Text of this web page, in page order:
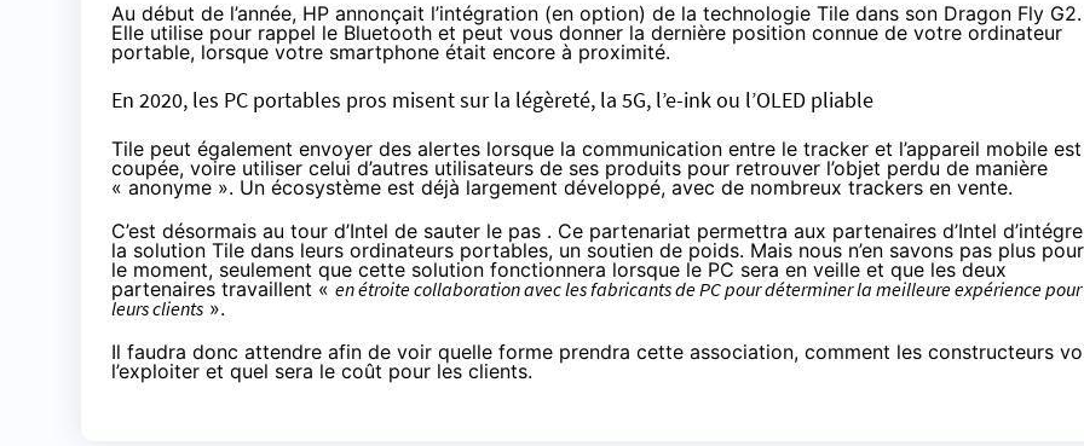
Au début de l’année, HP annonçait l’intégration (en option) de la technologie Tile dans son Dragon Fly G2.
Elle utilise pour rappel le Bluetooth et peut vous donner la dernière position connue de votre ordinateur
portable, lorsque votre smartphone était encore à proximité.
En 2020, les PC portables pros misent sur la légèreté, la 5G, l’e-ink ou l’OLED pliable
Tile peut également envoyer des alertes lorsque la communication entre le tracker et l’appareil mobile est
coupée, voire utiliser celui d’autres utilisateurs de ses produits pour retrouver l’objet perdu de manière
« anonyme ». Un écosystème est déjà largement développé, avec de nombreux trackers en vente.
C’est désormais au tour d’Intel de sauter le pas . Ce partenariat permettra aux partenaires d’Intel
la solution Tile dans leurs ordinateurs portables, un soutien de poids. Mais nous n’en savons pas plus pour
le moment, seulement que cette solution fonctionnera lorsque le PC sera en veille et que les deux
partenaires travaillent « en étroite collaboration avec les fabricants de PC pour déterminer la meilleure expérience pour
leurs clients ».
Il faudra donc attendre afin de voir quelle forme prendra cette association, comment les constructeurs
l’exploiter et quel sera le coût pour les clients.